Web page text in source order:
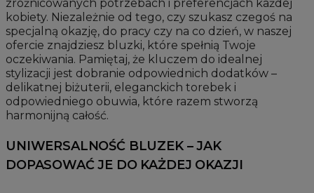
zróżnicowanych potrzebach i preferencjach każdej
kobiety. Niezależnie od tego, czy szukasz czegoś na
specjalną okazję, do pracy czy na co dzień, w naszej
ofercie znajdziesz bluzki, które spełnią Twoje
oczekiwania. Pamiętaj, że kluczem do idealnej
stylizacji jest dobranie odpowiednich dodatków –
delikatnej biżuterii, eleganckich torebek i
odpowiedniego obuwia, które razem stworzą
harmonijną całość.
UNIWERSALNOŚĆ BLUZEK – JAK
DOPASOWAĆ JE DO KAŻDEJ OKAZJI